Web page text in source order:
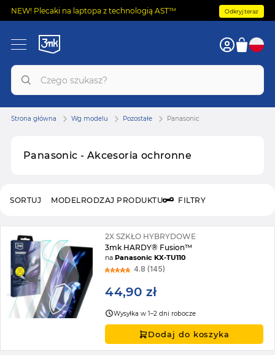
NEW! Plecaki na laptopa z technologią AST™ Odkryj teraz
Panasonic - Akcesoria ochronne
Strona główna Wg modelu Pozostałe Panasonic
MODELRODZAJ PRODUKTU FILTRY
SORTUJ
2X SZKŁO HYBRYDOWE
3mk HARDY® Fusion™
naPanasonic KX-TU110
4.8 (145)
44,90 zł
Wysyłka w 1–2 dni robocze
Dodaj do koszyka